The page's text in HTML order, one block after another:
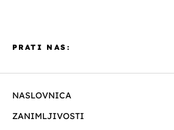
NASLOVNICA
ZANIMLJIVOSTI
PRATI NAS: